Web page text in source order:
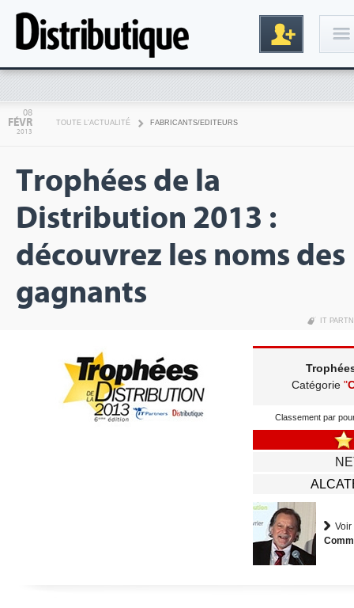
Inscription
gratuite
08
FÉVR
2013
TOUTE L'ACTUALITÉ FABRICANTS/EDITEURS
Trophées de la
Distribution 2013 :
découvrez les noms des
gagnants
IT
Catégorie "
Classement par